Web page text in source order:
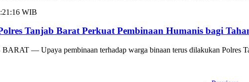
WIB
Tanjab Barat Perkuat Pembinaan Humanis bagi
— Upaya pembinaan terhadap warga binaan terus dilakukan Polres